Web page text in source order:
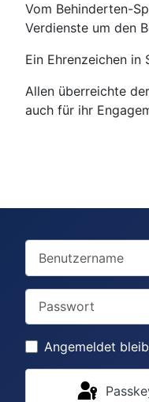
Vom Behinderten-
Verdienste um den
Ein Ehrenzeichen
Allen überreichte
auch für ihr
Passwort
Angemeldet